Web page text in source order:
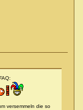
versemmeln die so